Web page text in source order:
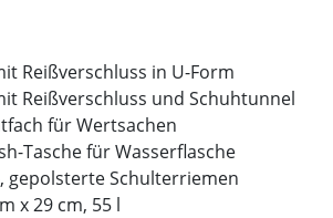
Reißverschluss in U-Form
Reißverschluss und Schuhtunnel
für Wertsachen
Tasche für Wasserflasche
gepolsterte Schulterriemen
x 29 cm, 55 l